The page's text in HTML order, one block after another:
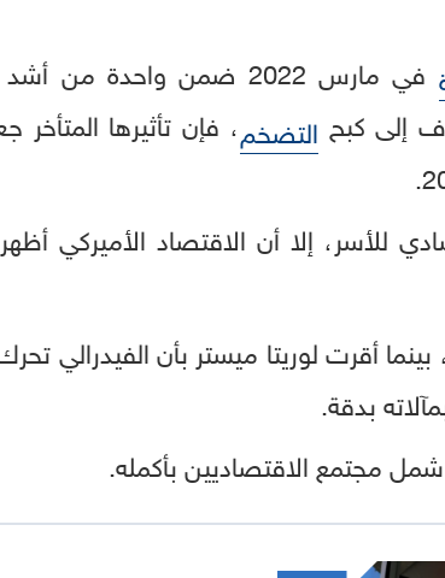
في مارس 2022 ضمن واحدة من
إلى كبح التضخم، فإن تأثيرها
للأسر، إلا أن الاقتصاد الأميركي
أقرت لوريتا ميستر بأن الفيدرالي
بدقة.
مجتمع الاقتصاديين بأكمله.